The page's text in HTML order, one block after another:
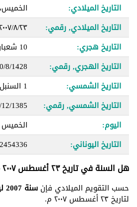
التاريخ الميلادي:
الخميس، ٢٣ أغسطس ٢٠٠٧ م
التاريخ الميلادي, رقمي:
٢٣‏/٨‏/٢٠٠٧ م
التاريخ هجري:
10 شعبان, 1428 هـ
التاريخ الهجري, رقمي:
8/1428
التاريخ الشمسي:
1 السنبل 1385
التاريخ الشمسي, رقمي:
1385
اليوم:
الخميس
التاريخ اليوناني:
2454336
هل السنة في تاريخ ٢٣ أغسطس ٢٠٠٧ م سنة كبيسة؟
حسب التقويم الميلادي فإن سنة 2007 ليست سنة كبيسة
لتاريخ ٢٣ أغسطس ٢٠٠٧ م.